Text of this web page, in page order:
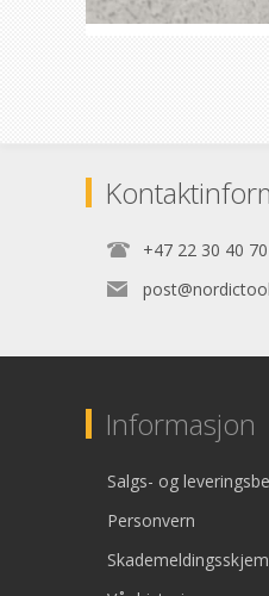
+47 22 30 40 70
Informasjon
Salgs- og
Personvern